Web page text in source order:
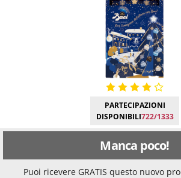
PARTECIPAZIONI
DISPONIBILI722/1333
Manca poco!
Puoi ricevere GRATIS questo nuovo